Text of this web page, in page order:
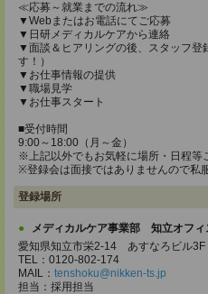
≪応募～就業までの流れ≫
▼Webまたはお電話にてご応募
▼日研メディカルケアから連絡
▼面談＆ヒアリングの後、スタッフ登
す！）
▼お仕事情報の提供
▼職場見学
▼お仕事スタート
■受付時間
9:00～18:00（月～金）
※上記以外でもお気軽に場所・日程等
※登録会は面接ではありませんので私
登録場所
メディカルケア事業部 知立オフィ
愛知県知立市栄2-14 あすなろビル3F
TEL：0120-802-174
MAIL： tenshoku@nikken-ts.jp
担当：採用担当